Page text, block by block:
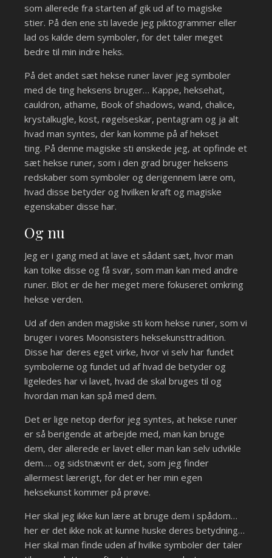
som allerede fra starten af gik ud af to magiske
stier. På den ene sti lavede jeg piktogrammer eller
lad os kalde dem symboler, for det taler meget
bedre til min indre heks.
På det andet sæt hekse runer laver jeg symboler
med de ting heksens bruger… Kappe, heksehat,
cauldron, athame, Book of shadows, wand, chalice,
krystalkugle, kost, røgelseskar, pentagram og ja alt
hvad man syntes, der kan komme på af hekset
ting. På denne magiske sti ønskede jeg, at opfinde et
sæt hekse runer, som i den grad bruger heksens
redskaber som symboler og derigennem lære om,
hvad disse betyder og hvilken kraft og magiske
egenskaber disse har.
Og nu
Jeg er i gang med at lave et sådant sæt, hvor man
kan tolke disse og få svar, som man kan med andre
runer. Blot er de her meget mere fokuseret omkring
hekse verden.
Ud af den anden magiske sti kom hekse runer, som vi
bruger i vores Moonsisters heksekunsttradition.
Disse har deres eget virke, hvor vi selv har fundet
symbolerne og fundet ud af hvad de betyder og
ligeledes har vi lavet, hvad de skal bruges til og
hvordan man kan spå med dem.
Det er lige netop derfor jeg syntes, at hekse runer
er så berigende at arbejde med, man kan bruge
dem, der allerede er lavet eller man kan selv udvikle
dem…. og sidstnævnt er det, som jeg finder
allermest lærerigt, for det er her min egen
heksekunst kommer på prøve.
Her skal jeg ikke kun lære at bruge dem i spådom…
her er det ikke nok at kunne huske deres betydning…
Her skal man finde uden af hvilke symboler der taler